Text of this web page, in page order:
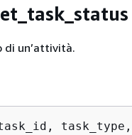
di un’attività.